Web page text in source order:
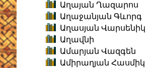
Աղայան Ղազարոս
Աղաջանյան Գևորգ
Աղասյան Վարսենիկ
Աղավնի
Ամարյան Վազգեն
Ամիրաղյան Հասմիկ